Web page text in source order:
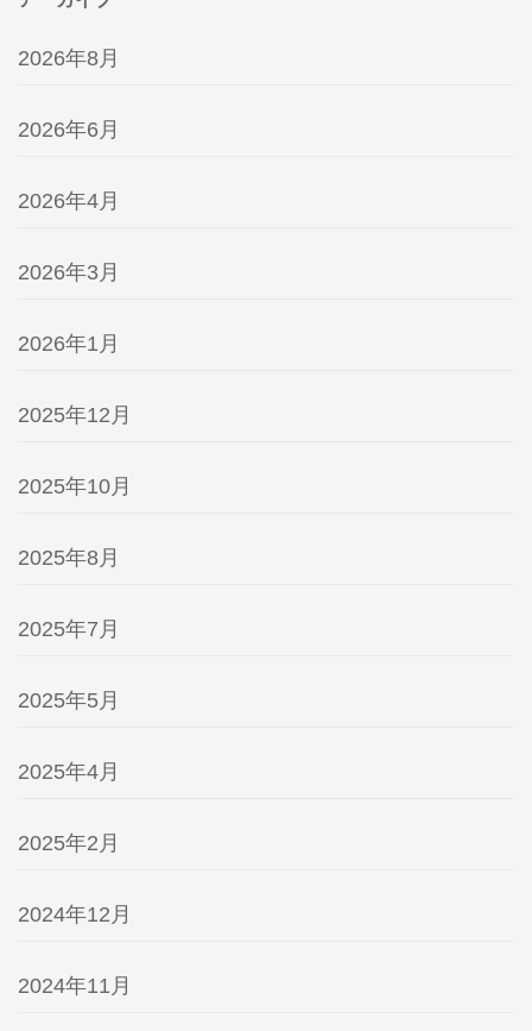
2026年8月
2026年6月
2026年4月
2026年3月
2026年1月
2025年12月
2025年10月
2025年8月
2025年7月
2025年5月
2025年4月
2025年2月
2024年12月
2024年11月